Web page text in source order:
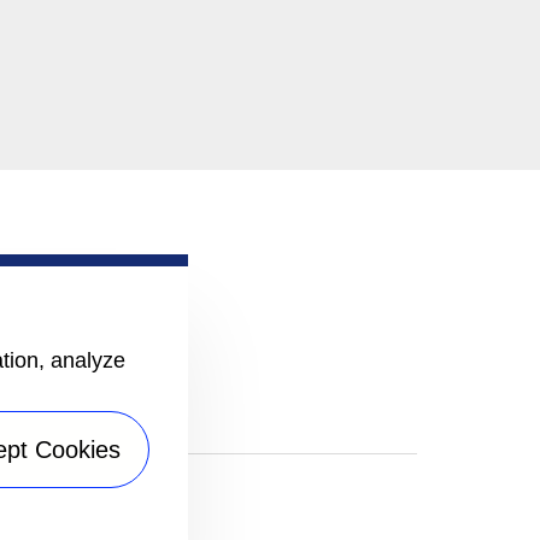
Up|Карта сайта
analyze
Cookies